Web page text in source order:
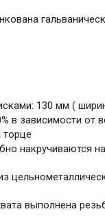
130 мм (
в зависимости от
торце
накручиваются
выполнена